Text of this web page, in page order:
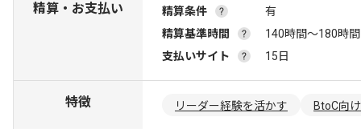
精算・お支払い 精算条件
有
精算基準時間
140時間〜180時間
支払いサイト
15日
特徴 リーダー経験を活かす BtoC向け